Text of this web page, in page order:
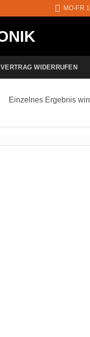
MO-FR
VERTRAG WIDERRUFEN
Einzelnes Ergebnis